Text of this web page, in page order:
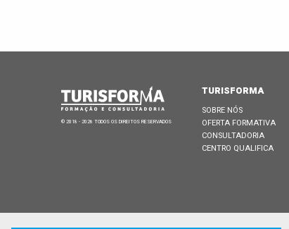
© 2018 - 2026 TODOS OS DIREITOS RESERVADOS
TURISFORMA
SOBRE NÓS
OFERTA FORMATIVA
CONSULTADORIA
CENTRO QUALIFICA